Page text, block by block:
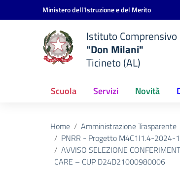
Vai ai contenuti
Vai al menu di navigazioneMinistero dell'Istruzione e del Merito
Istituto Comprensivo
"Don Milani"
Ticineto (AL)
Scuola Servizi Novità
Home Amministrazione Trasparente
PNRR - Progetto M4C1I1.4-
AVVISO SELEZIONE
CARE – CUP D24D21000980006